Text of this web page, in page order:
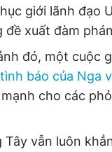
giới lãnh đạo
đề xuất đàm
đó, một cuộc
báo của Nga
cho các
Tây vẫn luôn